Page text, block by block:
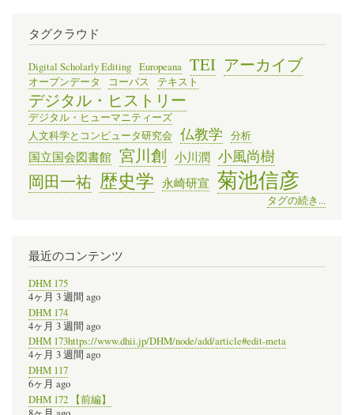
タグクラウド
Digital Scholarly Editing Europeana TEI アーカイブ
オープンデータ コーパス テキスト
デジタル・ヒストリー
デジタル・ヒューマニティーズ
人文科学とコンピュータ研究会
仏教学 分析
国立国会図書館 宮川創 小川潤 小風尚樹
岡田一祐 歴史学 永崎研宣 菊池信彦
タグの続き...
最近のコンテンツ
DHM 175
4ヶ月 3 週間 ago
DHM 174
4ヶ月 3 週間 ago
DHM 173https://www.dhii.jp/DHM/node/add/article#edit-meta
4ヶ月 3 週間 ago
DHM 117
6ヶ月 ago
DHM 172 【前編】